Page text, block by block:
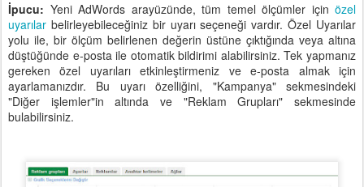
İpucu: Yeni AdWords arayüzünde, tüm temel ölçümler için özel
uyarılar belirleyebileceğiniz bir uyarı seçeneği vardır. Özel Uyarılar
yolu ile, bir ölçüm belirlenen değerin üstüne çıktığında veya altına
düştüğünde e-posta ile otomatik bildirimi alabilirsiniz. Tek yapmanız
gereken özel uyarıları etkinleştirmeniz ve e-posta almak için
ayarlamanızdır. Bu uyarı özelliğini, "Kampanya" sekmesindeki
"Diğer işlemler"in altında ve "Reklam Grupları" sekmesinde
bulabilirsiniz.